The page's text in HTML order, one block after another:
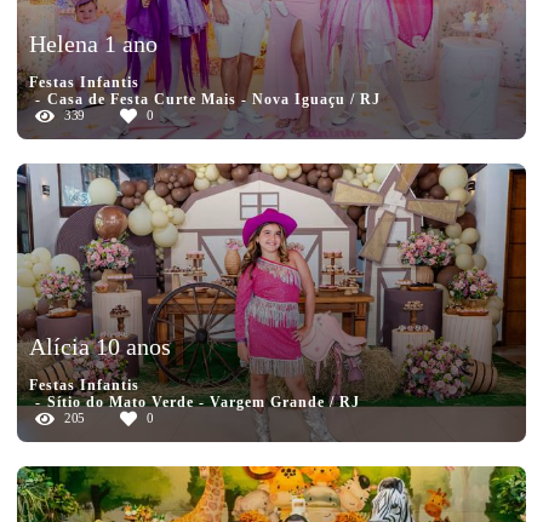
Helena 1 ano
Festas Infantis
Casa de Festa Curte Mais - Nova Iguaçu / RJ
339 0
Alícia 10 anos
Festas Infantis
Sítio do Mato Verde - Vargem Grande / RJ
205 0